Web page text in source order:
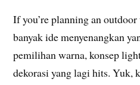
If you’re planning an
banyak ide menyenangkan
pemilihan warna, konsep
dekorasi yang lagi hits. Yuk,